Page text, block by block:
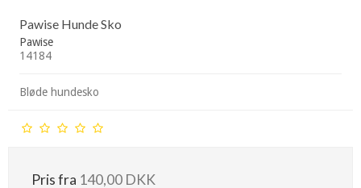
Pawise Hunde Sko
Pawise
14184
Bløde hundesko
Pris fra 140,00 DKK